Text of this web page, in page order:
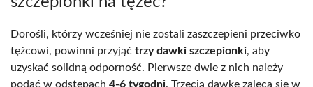
Dorośli, którzy wcześniej nie zostali zaszczepieni przeciwko
tężcowi, powinni przyjąć trzy dawki szczepionki, aby
uzyskać solidną odporność. Pierwsze dwie z nich należy
podać w odstępach 4-6 tygodni. Trzecią dawkę zaleca się w